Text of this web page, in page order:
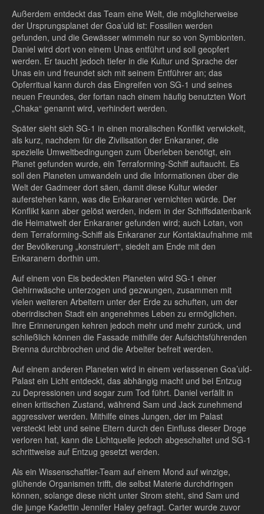
Außerdem entdeckt das Team eine Welt, die möglicherweise
der Ursprungsplanet der Goa’uld ist: Fossilien werden
gefunden, und die Gewässer wimmeln nur so von Symbionten.
Daniel wird dort von einem Unas entführt und soll geopfert
werden. Er taucht jedoch tiefer in die Kultur und Sprache der
Unas ein und freundet sich mit seinem Entführer an; das
Opferritual kann durch das Eingreifen von SG-1 und seines
neuen Freundes, der fortan nach einem häufig benutzten Wort
„Chaka“ genannt wird, verhindert werden.
Später sieht sich SG-1 in einen moralischen Konflikt verwickelt,
als kurz, nachdem für die Zivilisation der Enkaraner, die
spezielle Umweltbedingungen zum Überleben benötigt, ein
Planet gefunden wurde, ein Terraforming-Schiff auftaucht. Es
soll den Planeten umwandeln und die Informationen über die
Welt der Gadmeer dort säen, damit diese Kultur wieder
auferstehen kann, was die Enkaraner vernichten würde. Der
Konflikt kann aber gelöst werden, indem in der Schiffsdatenbank
die Heimatwelt der Enkaraner gefunden wird; auch Lotan, von
dem Terraforming-Schiff als Enkaraner zur Kontaktaufnahme mit
der Bevölkerung „konstruiert“, siedelt am Ende mit den
Enkaranern dorthin um.
Auf einem von Eis bedeckten Planeten wird SG-1 einer
Gehirnwäsche unterzogen und gezwungen, zusammen mit
vielen weiteren Arbeitern unter der Erde zu schuften, um der
oberirdischen Stadt ein angenehmes Leben zu ermöglichen.
Ihre Erinnerungen kehren jedoch mehr und mehr zurück, und
schließlich können die Fassade mithilfe der Aufsichtsführenden
Brenna durchbrochen und die Arbeiter befreit werden.
Auf einem anderen Planeten wird in einem verlassenen Goa’uld-
Palast ein Licht entdeckt, das abhängig macht und bei Entzug
zu Depressionen und sogar zum Tod führt. Daniel verfällt in
einen kritischen Zustand, während Sam und Jack zunehmend
aggressiver werden. Mithilfe eines Jungen, der im Palast
versteckt lebt und seine Eltern durch den Einfluss dieser Droge
verloren hat, kann die Lichtquelle jedoch abgeschaltet und SG-1
schrittweise auf Entzug gesetzt werden.
Als ein Wissenschaftler-Team auf einem Mond auf winzige,
glühende Organismen trifft, die selbst Materie durchdringen
können, solange diese nicht unter Strom steht, sind Sam und
die junge Kadettin Jennifer Haley gefragt. Carter wurde zuvor